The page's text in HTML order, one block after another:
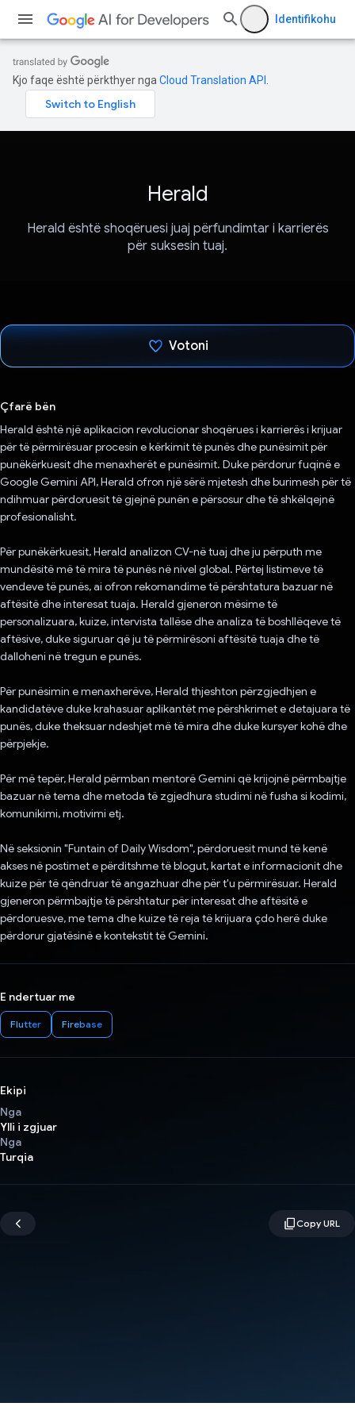
Identifikohu
Kjo faqe është përkthyer nga Cloud Translation API
Herald
Herald është shoqëruesi juaj përfundimtar i karrierës
për suksesin tuaj.
Votoni
Çfarë bën
Herald është një aplikacion revolucionar shoqërues i karrierës i krijuar
për të përmirësuar procesin e kërkimit të punës dhe punësimit për
punëkërkuesit dhe menaxherët e punësimit. Duke përdorur fuqinë e
Google Gemini API, Herald ofron një sërë mjetesh dhe burimesh për të
ndihmuar përdoruesit të gjejnë punën e përsosur dhe të shkëlqejnë
profesionalisht.
Për punëkërkuesit, Herald analizon CV-në tuaj dhe ju përputh me
mundësitë më të mira të punës në nivel global. Përtej listimeve të
vendeve të punës, ai ofron rekomandime të përshtatura bazuar në
aftësitë dhe interesat tuaja. Herald gjeneron mësime të
personalizuara, kuize, intervista tallëse dhe analiza të boshllëqeve të
aftësive, duke siguruar që ju të përmirësoni aftësitë tuaja dhe të
dalloheni në tregun e punës.
Për punësimin e menaxherëve, Herald thjeshton përzgjedhjen e
kandidatëve duke krahasuar aplikantët me përshkrimet e detajuara të
punës, duke theksuar ndeshjet më të mira dhe duke kursyer kohë dhe
përpjekje.
Për më tepër, Herald përmban mentorë Gemini që krijojnë përmbajtje
bazuar në tema dhe metoda të zgjedhura studimi në fusha si kodimi,
komunikimi, motivimi etj.
Në seksionin "Funtain of Daily Wisdom", përdoruesit mund të kenë
akses në postimet e përditshme të blogut, kartat e informacionit dhe
kuize për të qëndruar të angazhuar dhe për t'u përmirësuar. Herald
gjeneron përmbajtje të përshtatur për interesat dhe aftësitë e
përdoruesve, me tema dhe kuize të reja të krijuara çdo herë duke
përdorur gjatësinë e kontekstit të Gemini.
E ndertuar me
Flutter Firebase
Ekipi
Nga
Ylli i zgjuar
Nga
Turqia